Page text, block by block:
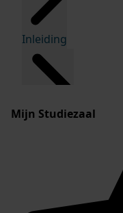
Inleiding
Mijn Studiezaal